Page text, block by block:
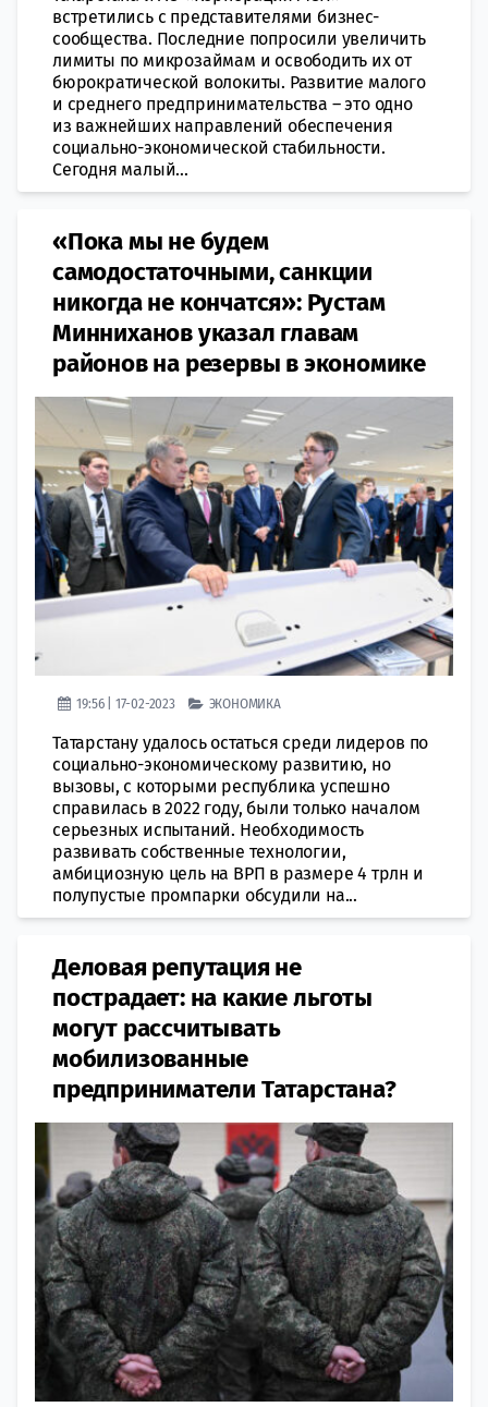
встретились с представителями бизнес-
сообщества. Последние попросили увеличить
лимиты по микрозаймам и освободить их от
бюрократической волокиты. Развитие малого
и среднего предпринимательства – это одно
из важнейших направлений обеспечения
социально-экономической стабильности.
Сегодня малый...
«Пока мы не будем
самодостаточными, санкции
никогда не кончатся»: Рустам
Минниханов указал главам
районов на резервы в экономике
19:56 | 17-02-2023 ЭКОНОМИКА
Татарстану удалось остаться среди лидеров по
социально-экономическому развитию, но
вызовы, с которыми республика успешно
справилась в 2022 году, были только началом
серьезных испытаний. Необходимость
развивать собственные технологии,
амбициозную цель на ВРП в размере 4 трлн и
полупустые промпарки обсудили на...
Деловая репутация не
пострадает: на какие льготы
могут рассчитывать
мобилизованные
предприниматели Татарстана?